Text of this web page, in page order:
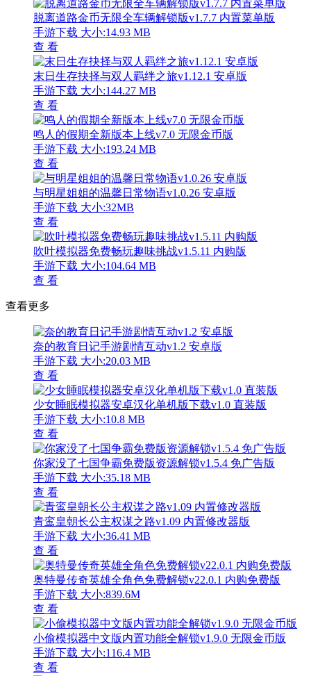
脱离道路金币无限全车辆解锁版v1.7.7 内置菜单版
手游下载 大小:14.93 MB
查 看
末日生存抉择与双人羁绊之旅v1.12.1 安卓版
手游下载 大小:144.27 MB
查 看
鸣人的假期全新版本上线v7.0 无限金币版
手游下载 大小:193.24 MB
查 看
与明星姐姐的温馨日常物语v1.0.26 安卓版
手游下载 大小:32MB
查 看
吹叶模拟器免费畅玩趣味挑战v1.5.11 内购版
手游下载 大小:104.64 MB
查 看
查看更多
奈的教育日记手游剧情互动v1.2 安卓版
手游下载 大小:20.03 MB
查 看
少女睡眠模拟器安卓汉化单机版下载v1.0 直装版
手游下载 大小:10.8 MB
查 看
你家没了七国争霸免费版资源解锁v1.5.4 免广告版
手游下载 大小:35.18 MB
查 看
青鸾皇朝长公主权谋之路v1.09 内置修改器版
手游下载 大小:36.41 MB
查 看
奥特曼传奇英雄全角色免费解锁v22.0.1 内购免费版
手游下载 大小:839.6M
查 看
小偷模拟器中文版内置功能全解锁v1.9.0 无限金币版
手游下载 大小:116.4 MB
查 看